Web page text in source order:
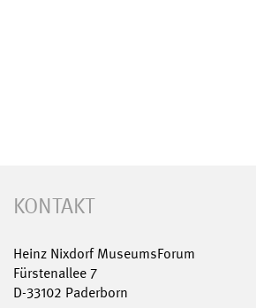
KONTAKT
Heinz Nixdorf MuseumsForum
Fürstenallee 7
D-33102 Paderborn